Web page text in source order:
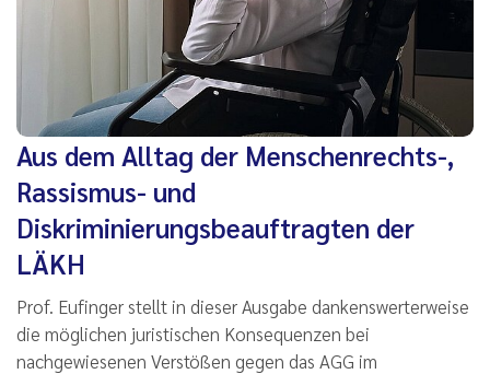
Aus dem Alltag der Menschenrechts-,
Rassismus- und
Diskriminierungsbeauftragten der
LÄKH
Prof. Eufinger stellt in dieser Ausgabe dankenswerterweise
die möglichen juristischen Konsequenzen bei
nachgewiesenen Verstößen gegen das AGG im